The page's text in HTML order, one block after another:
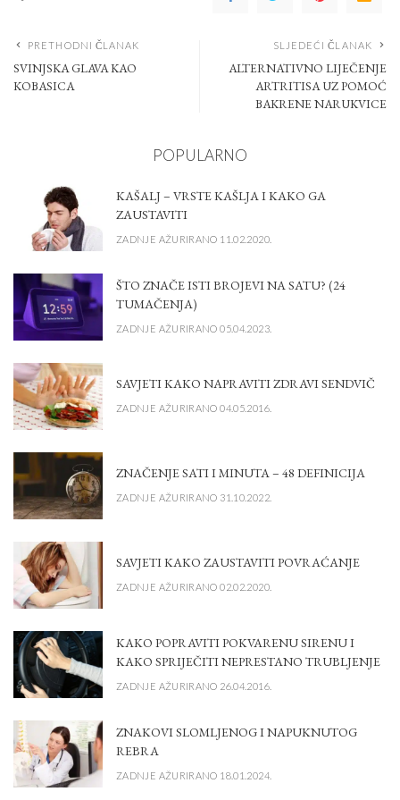
PRETHODNI ČLANAK
SVINJSKA GLAVA KAO
KOBASICA
SLJEDEĆI ČLANAK
ALTERNATIVNO LIJEČENJE
ARTRITISA UZ POMOĆ
BAKRENE NARUKVICE
POPULARNO
KAŠALJ – VRSTE KAŠLJA I KAKO GA
ZAUSTAVITI
ZADNJE AŽURIRANO 11.02.2020.
ŠTO ZNAČE ISTI BROJEVI NA SATU? (24
TUMAČENJA)
ZADNJE AŽURIRANO 05.04.2023.
SAVJETI KAKO NAPRAVITI ZDRAVI SENDVIČ
ZADNJE AŽURIRANO 04.05.2016.
ZNAČENJE SATI I MINUTA – 48 DEFINICIJA
ZADNJE AŽURIRANO 31.10.2022.
SAVJETI KAKO ZAUSTAVITI POVRAĆANJE
ZADNJE AŽURIRANO 02.02.2020.
KAKO POPRAVITI POKVARENU SIRENU I
KAKO SPRIJEČITI NEPRESTANO TRUBLJENJE
ZADNJE AŽURIRANO 26.04.2016.
ZNAKOVI SLOMLJENOG I NAPUKNUTOG
REBRA
ZADNJE AŽURIRANO 18.01.2024.